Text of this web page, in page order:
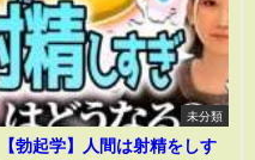
未分類
【勃起学】人間は射精をしす